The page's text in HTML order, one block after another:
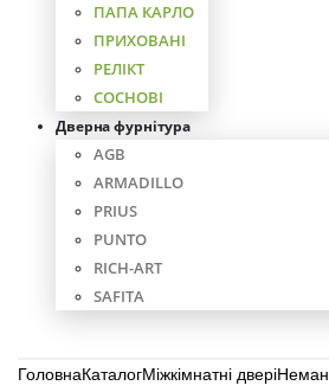
ПАПА КАРЛО
ПРИХОВАНІ
РЕЛІКТ
СОСНОВІ
Дверна фурнітура
AGB
ARMADILLO
PRIUS
PUNTO
RICH-ART
SAFITA
ГоловнаКаталогМіжкімнатні дверіНеман